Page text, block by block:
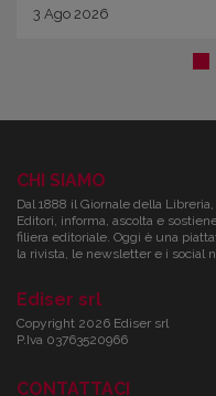
3 Ago 2026
CHI SIAMO
Dal 1888 il Giornale della
Editori, informa, ascolta e
filiera editoriale. Oggi è una
la rivista, le newsletter e i social
Ediser srl
Copyright 2026 Ediser srl
P.Iva 03763520966
CONTATTACI